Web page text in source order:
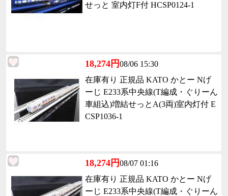
せっと 室内灯F付 HCSP0124-1
18,274円08/06 15:30
在庫有り 正規品 KATO かとー Nげ
ーじ E233系中央線(T編成・ぐりーん
車組込)増結せっとA(3両)室内灯付 E
CSP1036-1
18,274円08/07 01:16
在庫有り 正規品 KATO かとー Nげ
ーじ E233系中央線(T編成・ぐりーん